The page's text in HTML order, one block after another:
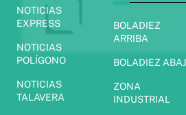
NOTICIAS
EXPRESS
NOTICIAS
POLÍGONO
NOTICIAS
TALAVERA
BOLADIEZ
ARRIBA
BOLADIEZ
ZONA
INDUSTRIAL